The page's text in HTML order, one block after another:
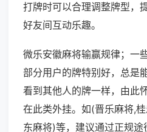
打牌时可以合理调整牌型，
好友间互动乐趣。
微乐安徽麻将输赢规律；一
部分用户的牌特别好，总是
看到其他人的牌一样，由此
在此类外挂。如(晋乐麻将,
东麻将)等，建议通过正规途